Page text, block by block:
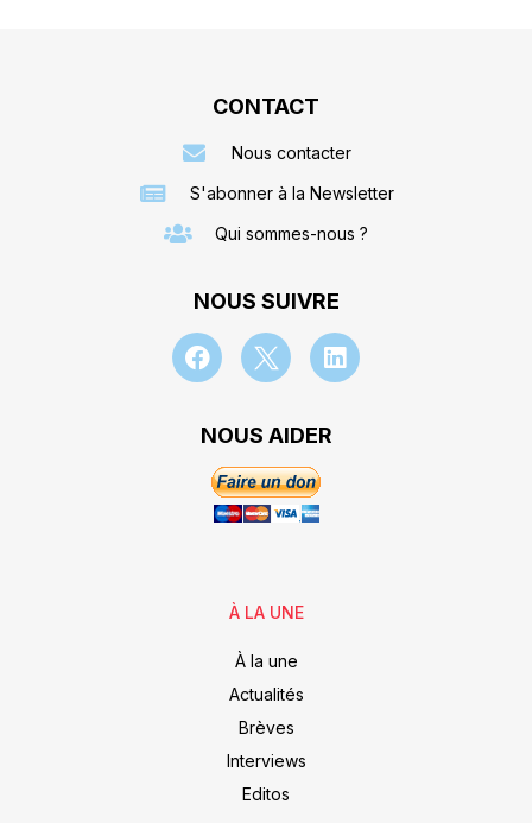
CONTACT
Nous contacter
S'abonner à la Newsletter
Qui sommes-nous ?
NOUS SUIVRE
NOUS AIDER
À LA UNE
À la une
Actualités
Brèves
Interviews
Editos